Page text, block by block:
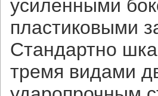
усиленными
пластиковыми
Стандартно
тремя видами